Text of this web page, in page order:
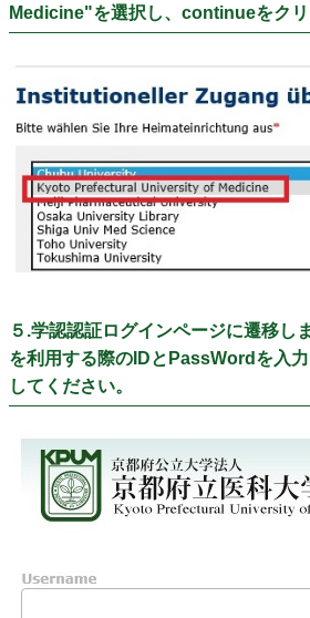
Medicine"を選択し、continueをクリ
５.学認認証ログインページに遷移し
を利用する際のIDとPassWordを入
してください。